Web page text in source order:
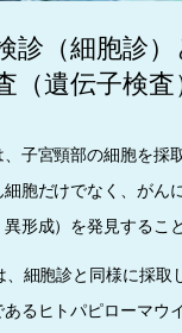
診（細胞診）
（遺伝子検査
、子宮頸部の細胞を採
胞だけでなく、がん
異形成）を発見するこ
、細胞診と同様に採取
るヒトパピローマウ